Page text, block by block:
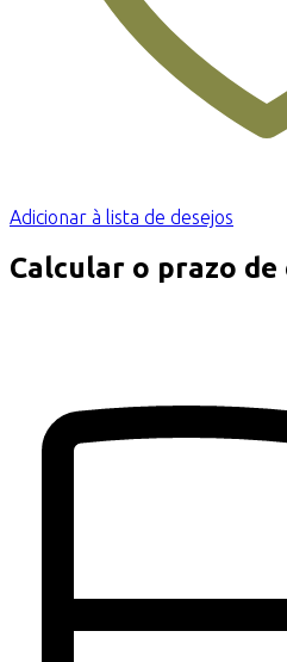
Adicionar à lista de desejos
Calcular o prazo